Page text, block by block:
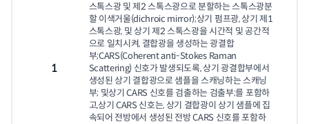
1
스톡스광 및 제2 스톡스광으로 분할하는 스톡스광분
할 이색거울(dichroic mirror);상기 펌프광, 상기 제1
스톡스광, 및 상기 제2 스톡스광을 시간적 및 공간적
으로 일치시켜, 결합광을 생성하는 광결합
부;CARS(Coherent anti-Stokes Raman
Scattering) 신호가 발생되도록, 상기 광결합부에서
생성된 상기 결합광으로 샘플을 스캐닝하는 스캐닝
부; 및상기 CARS 신호를 검출하는 검출부;를 포함하
고,상기 CARS 신호는, 상기 결합광이 상기 샘플에 집
속되어 전방에서 생성된 전방 CARS 신호를 포함하